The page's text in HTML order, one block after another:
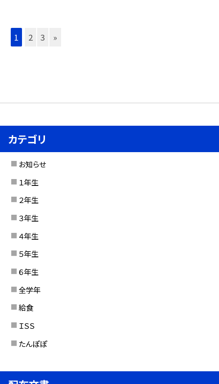
1 2 3 »
カテゴリ
お知らせ
１年生
２年生
３年生
４年生
５年生
６年生
全学年
給食
ＩＳＳ
たんぽぽ